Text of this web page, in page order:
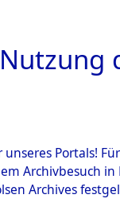
Portals!
Archivbesuch
Archives